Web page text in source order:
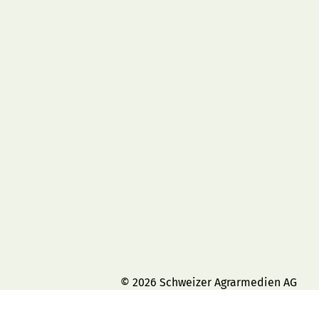
© 2026 Schweizer Agrarmedien AG